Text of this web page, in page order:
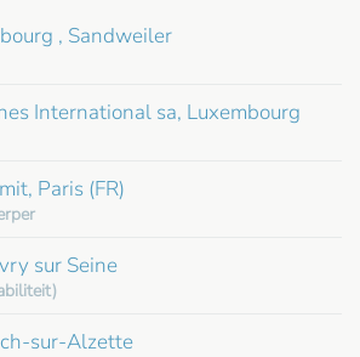
, Sandweiler
International sa, Luxembourg
Paris (FR)
sur Seine
sur-Alzette